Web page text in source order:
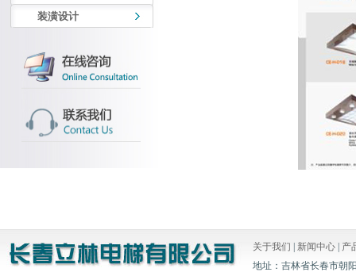
装潢设计
关于我们 新闻中心
产
地址：吉林省长春市朝